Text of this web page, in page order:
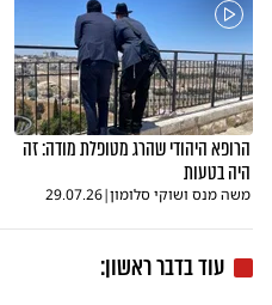
הרופא היהודי שהרג מטופלת מודה: זה
היה בטעות
משה מנס ושוקי סלומון|
29.07.26
עוד בדבר ראשון: